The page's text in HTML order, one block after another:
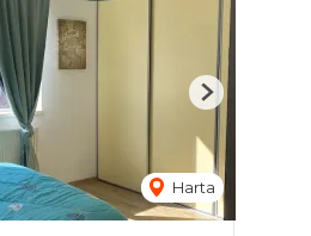
Harta
Next